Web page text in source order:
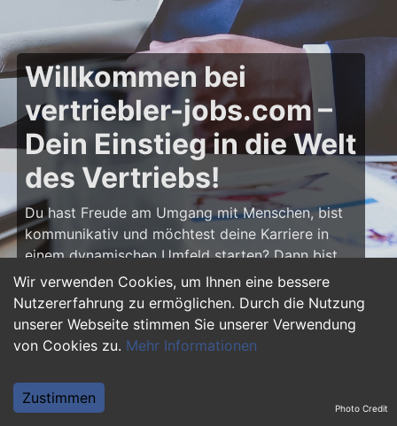
Wir verwenden Cookies, um Ihnen eine bessere
Nutzererfahrung zu ermöglichen. Durch die Nutzung
unserer Webseite stimmen Sie unserer Verwendung
von Cookies zu. Mehr Informationen
Zustimmen
Willkommen bei
vertriebler-jobs.com –
Dein Einstieg in die Welt
des Vertriebs!
Du hast Freude am Umgang mit Menschen, bist
kommunikativ und möchtest deine Karriere in
einem dynamischen Umfeld starten? Dann bist
du aufvertriebler-jobs.comgenau richtig! Hier
findest du zahlreiche Ausbildungsplätze und
Einstiegsjobs im Vertrieb – von klassischen
Vertriebspositionen über Außendienst bis hin zu
Vertriebler und entwickle deine Talente!
Photo Credit